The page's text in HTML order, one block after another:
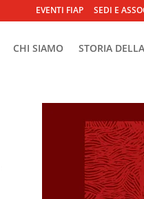
EVENTI FIAP SEDI E
CHI SIAMO STORIA